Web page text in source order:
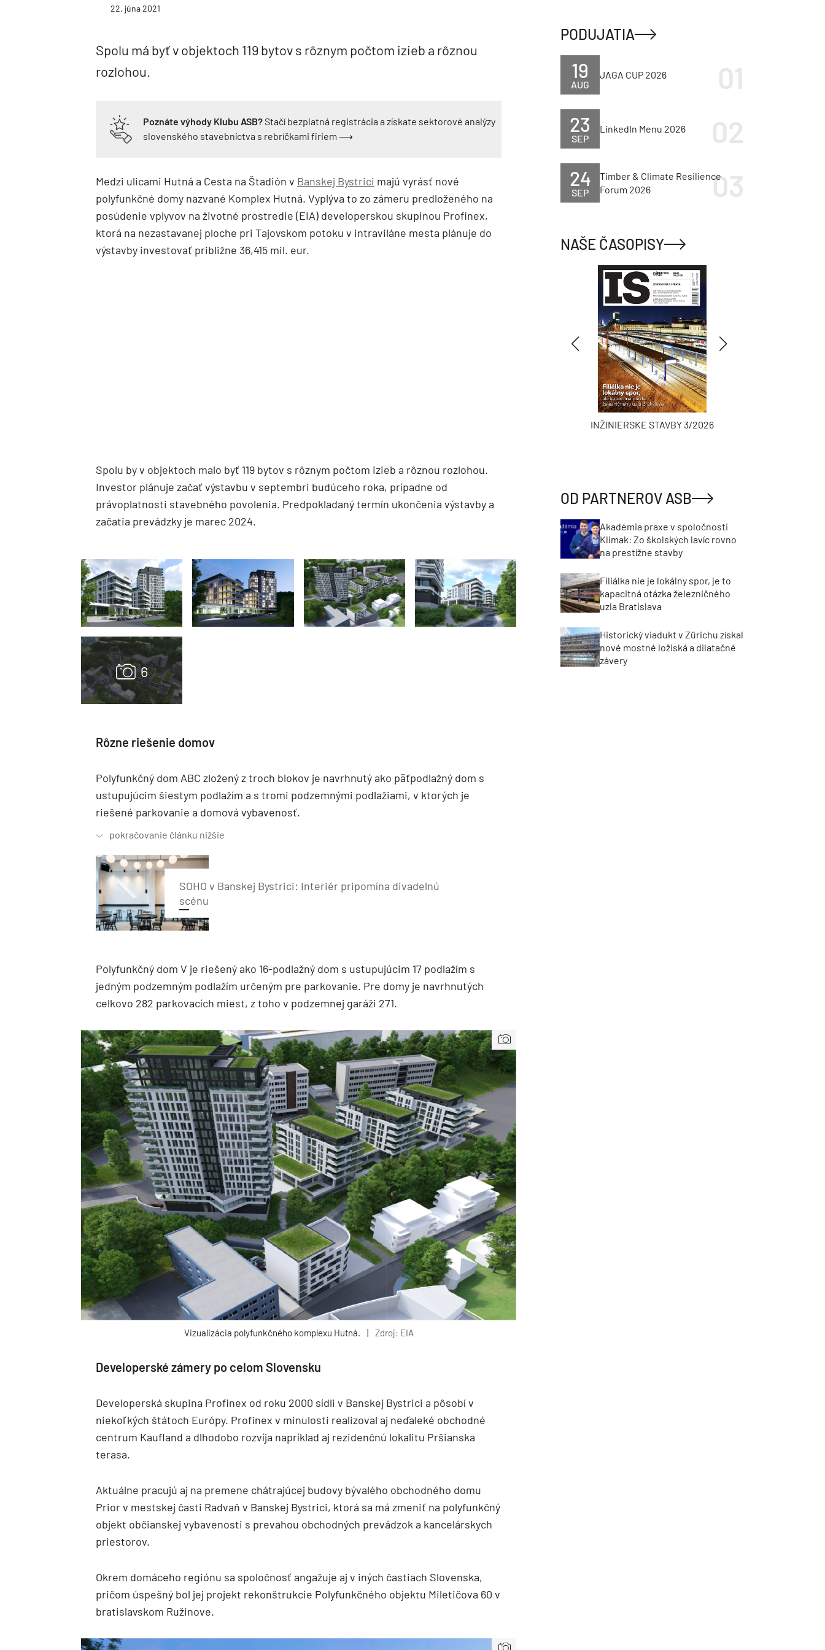
22. júna 2021
Spolu má byť v objektoch 119 bytov s rôznym počtom izieb a rôznou
rozlohou.
Poznáte výhody Klubu ASB?Stačí bezplatná registrácia a získate sektorové analýzy
slovenského stavebníctva s rebríčkami firiem ⟶
Medzi ulicami Hutná a Cesta na Štadión v Banskej Bystrici majú vyrásť nové
polyfunkčné domy nazvané Komplex Hutná. Vyplýva to zo zámeru predloženého na
posúdenie vplyvov na životné prostredie (EIA) developerskou skupinou Profinex,
ktorá na nezastavanej ploche pri Tajovskom potoku v intraviláne mesta plánuje do
výstavby investovať približne 36,415 mil. eur.
Spolu by v objektoch malo byť 119 bytov s rôznym počtom izieb a rôznou rozlohou.
Investor plánuje začať výstavbu v septembri budúceho roka, prípadne od
právoplatnosti stavebného povolenia. Predpokladaný termín ukončenia výstavby a
začatia prevádzky je marec 2024.
Rôzne riešenie domov
Polyfunkčný dom ABC zložený z troch blokov je navrhnutý ako päťpodlažný dom s
ustupujúcim šiestym podlažím a s tromi podzemnými podlažiami, v ktorých je
riešené parkovanie a domová vybavenosť.
SOHO v Banskej Bystrici: Interiér pripomína divadelnú
scénu
Polyfunkčný dom V je riešený ako 16-podlažný dom s ustupujúcim 17 podlažím s
jedným podzemným podlažím určeným pre parkovanie. Pre domy je navrhnutých
celkovo 282 parkovacích miest, z toho v podzemnej garáži 271.
Vizualizácia polyfunkčného komplexu Hutná. | Zdroj: EIA
Developerské zámery po celom Slovensku
Developerská skupina Profinex od roku 2000 sídli v Banskej Bystrici a pôsobí v
niekoľkých štátoch Európy. Profinex v minulosti realizoval aj neďaleké obchodné
centrum Kaufland a dlhodobo rozvíja napríklad aj rezidenčnú lokalitu Pršianska
terasa.
Aktuálne pracujú aj na premene chátrajúcej budovy bývalého obchodného domu
Prior v mestskej časti Radvaň v Banskej Bystrici, ktorá sa má zmeniť na polyfunkčný
objekt občianskej vybavenosti s prevahou obchodných prevádzok a kancelárskych
priestorov.
Okrem domáceho regiónu sa spoločnosť angažuje aj v iných častiach Slovenska,
pričom úspešný bol jej projekt rekonštrukcie Polyfunkčného objektu Miletičova 60 v
bratislavskom Ružinove.
PODUJATIA
AUG
19 JAGA CUP 2026
SEP
23 LinkedIn Menu 2026
SEP
24
Timber & Climate Resilience
Forum 2026
NAŠE ČASOPISY
INŽINIERSKE STAVBY 3/2026
OD PARTNEROV ASB
Akadémia praxe v spoločnosti
Klimak: Zo školských lavíc rovno
na prestížne stavby
Filiálka nie je lokálny spor, je to
kapacitná otázka železničného
uzla Bratislava
Historický viadukt v Zürichu získal
nové mostné ložiská a dilatačné
závery